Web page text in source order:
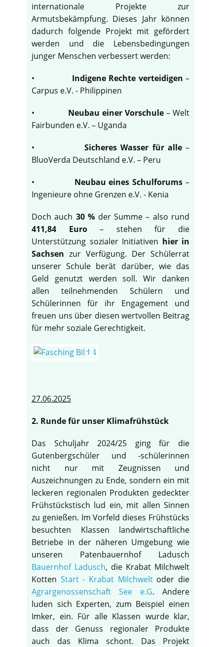
internationale Projekte zur
Armutsbekämpfung. Dieses Jahr können
dadurch folgende Projekt mit gefördert
werden und die Lebensbedingungen
junger Menschen verbessert werden:
• Indigene Rechte verteidigen –
Carpus e.V. - Philippinen
• Neubau einer Vorschule – Welt
Fairbunden e.V. – Uganda
•Sicheres Wasser für alle–
BluoVerda Deutschland e.V. – Peru
• Neubau eines Schulforums –
Ingenieure ohne Grenzen e.V. - Kenia
Doch auch 30 % der Summe – also rund
411,84 Euro– stehen für die
Unterstützung sozialer Initiativen hier in
Sachsen zur Verfügung. Der Schülerrat
unserer Schule berät darüber, wie das
Geld genutzt werden soll. Wir danken
allen teilnehmenden Schülern und
Schülerinnen für ihr Engagement und
freuen uns über diesen wertvollen Beitrag
für mehr soziale Gerechtigkeit.
27.06.2025
2. Runde für unser Klimafrühstück
Das Schuljahr 2024/25 ging für die
Gutenbergschüler und -schülerinnen
nicht nur mit Zeugnissen und
Auszeichnungen zu Ende, sondern ein mit
leckeren regionalen Produkten gedeckter
Frühstückstisch lud ein, mit allen Sinnen
zu genießen. Im Vorfeld dieses Frühstücks
besuchten Klassen landwirtschaftliche
Betriebe in der näheren Umgebung wie
unseren Patenbauernhof Ladusch
Bauernhof Ladusch, die Krabat Milchwelt
Kotten Start - Krabat Milchweltoder die
Agrargenossenschaft See e.G. Andere
luden sich Experten, zum Beispiel einen
Imker, ein. Für alle Klassen wurde klar,
dass der Genuss regionaler Produkte
auch das Klima schont. Das Projekt